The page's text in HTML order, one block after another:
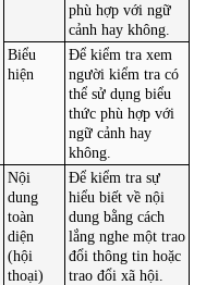
phù hợp với ngữ
cảnh hay không.
Biểu
hiện
Để kiểm tra xem
người kiểm tra có
thể sử dụng biểu
thức phù hợp với
ngữ cảnh hay
không.
Nội
dung
toàn
diện
(hội
thoại)
Để kiểm tra sự
hiểu biết về nội
dung bằng cách
lắng nghe một trao
đổi thông tin hoặc
trao đổi xã hội.